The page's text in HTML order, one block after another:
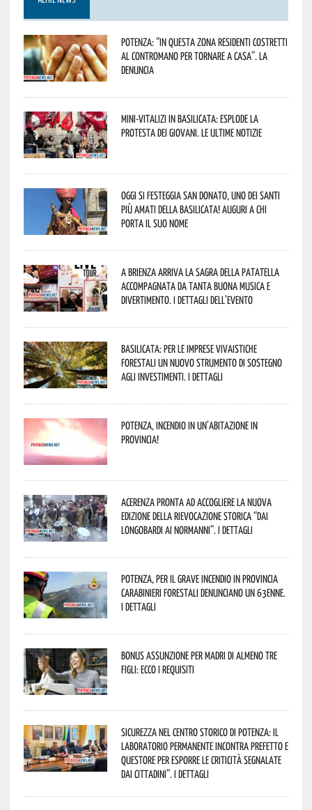
Potenza: “In questa zona residenti costretti
al contromano per tornare a casa”. La
denuncia
Mini-vitalizi in Basilicata: esplode la
protesta dei giovani. Le ultime notizie
Oggi si festeggia San Donato, uno dei Santi
più amati della Basilicata! Auguri a chi
porta il suo nome
A Brienza arriva la Sagra della Patatella
accompagnata da tanta buona musica e
divertimento. I dettagli dell’evento
Basilicata: per le imprese vivaistiche
forestali un nuovo strumento di sostegno
agli investimenti. I dettagli
Potenza, incendio in un’abitazione in
provincia!
Acerenza pronta ad accogliere la nuova
edizione della rievocazione storica “Dai
Longobardi ai Normanni”. I dettagli
Potenza, per il grave incendio in Provincia
Carabinieri forestali denunciano un 63enne.
I dettagli
Bonus assunzione per madri di almeno tre
figli: ecco i requisiti
Sicurezza nel Centro Storico di Potenza: il
Laboratorio Permanente incontra Prefetto e
Questore per esporre le criticità segnalate
dai cittadini”. I dettagli